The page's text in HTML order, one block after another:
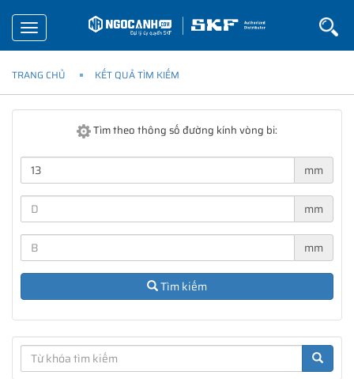
Toggle
navigation
TRANG CHỦ KẾT QUẢ TÌM KIẾM
Tìm theo thông số đường kính vòng bi:
mm
mm
mm
Tìm kiếm